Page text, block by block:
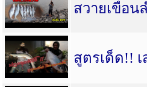
สวายเขื่อน
สูตรเด็ด!!